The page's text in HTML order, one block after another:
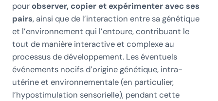
pourobserver, copier et expérimenter avec ses
pairs, ainsi que de l’interaction entre sa génétique
et l’environnement qui l’entoure, contribuant le
tout de manière interactive et complexe au
processus de développement. Les éventuels
événements nocifs d’origine génétique, intra-
utérine et environnementale (en particulier,
l’hypostimulation sensorielle), pendant cette